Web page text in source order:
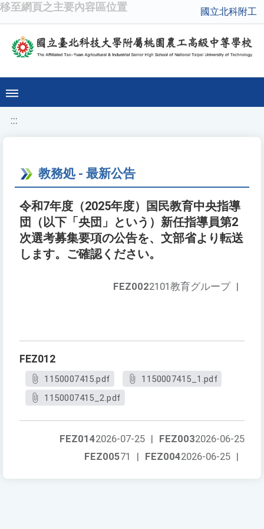
移至網頁之主要內容區位置 國立北科附工
:::
教務処 - 最新公告
令和7年度（2025年度）国民教育中央指導
団（以下「央団」という）新任指導員第2
次選考募集要項の公告を、文部省より転送
します。ご確認ください。
FEZ0022101教育グループ |
FEZ012
1150007415.pdf
1150007415_1.pdf
1150007415_2.pdf
FEZ0032026-06-25
FEZ0142026-07-25 |
FEZ0042026-06-25 |
FEZ00571 |